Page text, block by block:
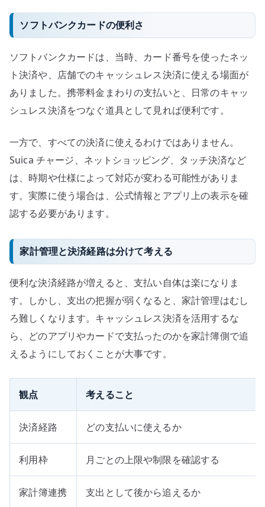
ソフトバンクカードの便利さ
ソフトバンクカードは、当時、カード番号を使ったネッ
ト決済や、店舗でのキャッシュレス決済に使える場面が
ありました。携帯料金まわりの支払いと、日常のキャッ
シュレス決済をつなぐ道具として見れば便利です。
一方で、すべての決済に使えるわけではありません。
Suica チャージ、ネットショッピング、タッチ決済など
は、時期や仕様によって対応が変わる可能性がありま
す。実際に使う場合は、公式情報とアプリ上の表示を確
認する必要があります。
家計管理と決済経路は分けて考える
便利な決済経路が増えると、支払い自体は楽になりま
す。しかし、支出の把握が弱くなると、家計管理はむし
ろ難しくなります。キャッシュレス決済を活用するな
ら、どのアプリやカードで支払ったのかを家計簿側で追
えるようにしておくことが大事です。
観点 考えること
決済経路 どの支払いに使えるか
利用枠 月ごとの上限や制限を確認する
家計簿連携 支出として後から追えるか